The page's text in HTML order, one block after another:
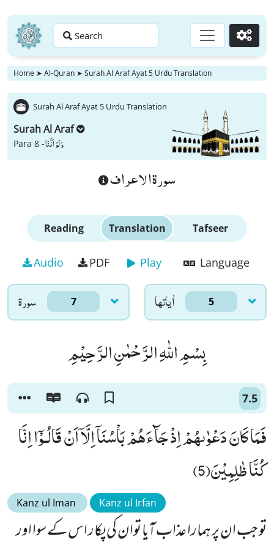
Search Go
Home ➤ Al-Quran ➤ Surah Al Araf Ayat 5 Urdu Translation
Surah Al Araf Ayat 5 Urdu Translation
Surah Al Araf
Para 8 -وَ لَوْ اَنَّنَا
سورة الاعراف
Reading Translation Tafseer
Audio PDF Play Language
سورۃ 7 اٰياتها 5
بِسْمِ اللّٰهِ الرَّحْمٰنِ الرَّحِیْمِ
7.5
فَمَا كَانَ دَعْوٰىهُمْ اِذْ جَآءَهُمْ بَاْسُنَاۤ اِلَّاۤ اَنْ قَالُـوْۤا اِنَّا
كُنَّا ظٰلِمِیْنَ(5)
Kanz ul Iman Kanz ul Irfan
تو جب ان پر ہمارا عذاب آیا توان کی پکار اس کے سوا اور